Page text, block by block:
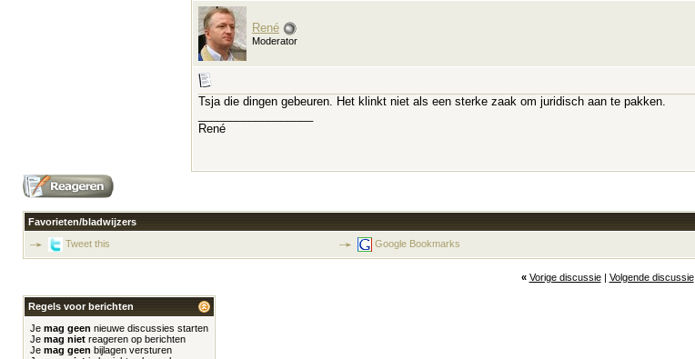
René
Moderator
Tsja die dingen gebeuren. Het klinkt niet als een sterke zaak om juridisch aan te pakken.
René
Favorieten/bladwijzers
Tweet this
Google Bookmarks
« Vorige discussie| Volgende discussie
Regels voor berichten
Je mag geen nieuwe discussies starten
Je mag niet reageren op berichten
Je mag geen bijlagen versturen